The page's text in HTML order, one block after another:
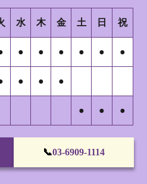
水 木 金 土 日 祝
● ● ● ● ● ●
● ● ●
● ● ●
📞03-6909-1114